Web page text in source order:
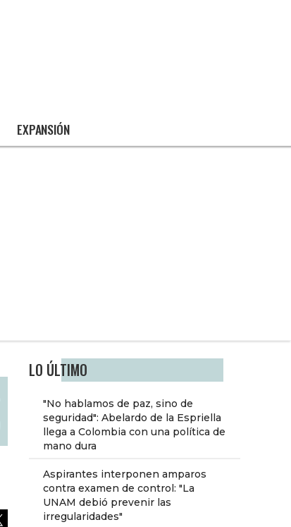
EXPANSIÓN
LO ÚLTIMO
"No hablamos de paz, sino de
seguridad": Abelardo de la Espriella
llega a Colombia con una política de
mano dura
Aspirantes interponen amparos
contra examen de control: "La
UNAM debió prevenir las
irregularidades"